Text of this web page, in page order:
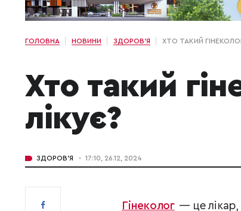
ГОЛОВНА НОВИНИ ЗДОРОВ'Я ХТО ТАКИЙ
Хто такий
лікує?
ЗДОРОВ'Я 17:10, 26.12, 2024
Гінеколог — це лікар,